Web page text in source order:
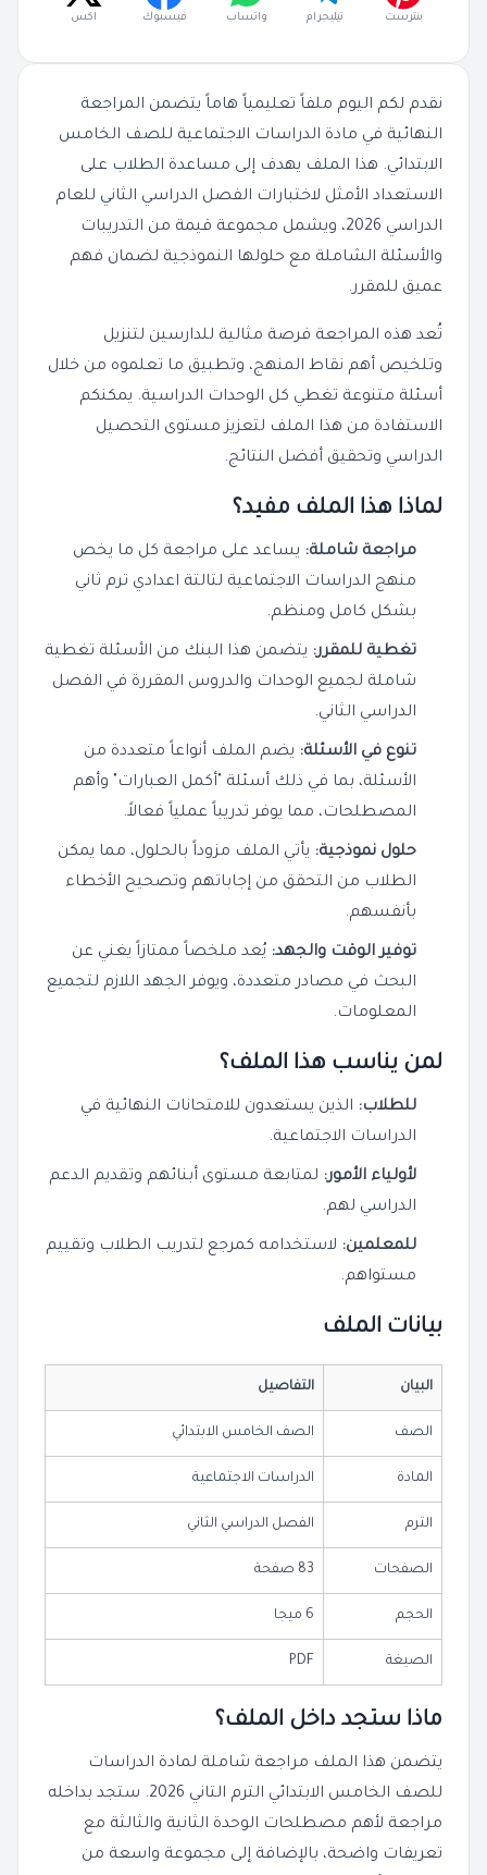
نقدم لكم اليوم ملفاً تعليمياً هاماً يتضمن المراجعة
النهائية في مادة الدراسات الاجتماعية للصف الخامس
الابتدائي. هذا الملف يهدف إلى مساعدة الطلاب على
الاستعداد الأمثل لاختبارات الفصل الدراسي الثاني للعام
الدراسي 2026، ويشمل مجموعة قيمة من التدريبات
والأسئلة الشاملة مع حلولها النموذجية لضمان فهم
عميق للمقرر.
تُعد هذه المراجعة فرصة مثالية للدارسين لتنزيل
وتلخيص أهم نقاط المنهج، وتطبيق ما تعلموه من خلال
أسئلة متنوعة تغطي كل الوحدات الدراسية. يمكنكم
الاستفادة من هذا الملف لتعزيز مستوى التحصيل
الدراسي وتحقيق أفضل النتائج.
لماذا هذا الملف مفيد؟
مراجعة شاملة: يساعد على مراجعة كل ما يخص
منهج الدراسات الاجتماعية لتالتة اعدادي ترم ثاني
بشكل كامل ومنظم.
تغطية للمقرر: يتضمن هذا البنك من الأسئلة تغطية
شاملة لجميع الوحدات والدروس المقررة في الفصل
الدراسي الثاني.
تنوع في الأسئلة: يضم الملف أنواعاً متعددة من
الأسئلة، بما في ذلك أسئلة "أكمل العبارات" وأهم
المصطلحات، مما يوفر تدريباً عملياً فعالاً.
حلول نموذجية: يأتي الملف مزوداً بالحلول، مما يمكن
الطلاب من التحقق من إجاباتهم وتصحيح الأخطاء
بأنفسهم.
توفير الوقت والجهد: يُعد ملخصاً ممتازاً يغني عن
البحث في مصادر متعددة، ويوفر الجهد اللازم لتجميع
المعلومات.
لمن يناسب هذا الملف؟
للطلاب: الذين يستعدون للامتحانات النهائية في
الدراسات الاجتماعية.
لأولياء الأمور: لمتابعة مستوى أبنائهم وتقديم الدعم
الدراسي لهم.
للمعلمين: لاستخدامه كمرجع لتدريب الطلاب وتقييم
مستواهم.
بيانات الملف
البيان التفاصيل
الصف الصف الخامس الابتدائي
المادة الدراسات الاجتماعية
الترم الفصل الدراسي الثاني
الصفحات 83 صفحة
الحجم 6 ميجا
الصيغة PDF
ماذا ستجد داخل الملف؟
يتضمن هذا الملف مراجعة شاملة لمادة الدراسات
للصف الخامس الابتدائي الترم التاني 2026. ستجد بداخله
مراجعة لأهم مصطلحات الوحدة الثانية والثالثة مع
تعريفات واضحة، بالإضافة إلى مجموعة واسعة من
بنترست تيليجرام واتساب فيسبوك اكس